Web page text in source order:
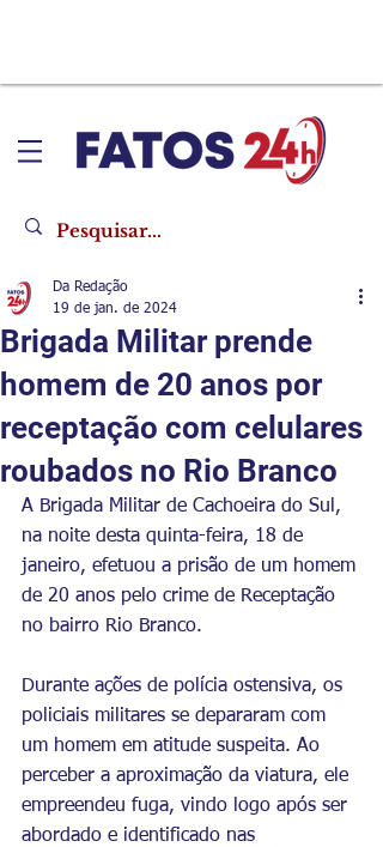
Brigada Militar prende
homem de 20 anos por
receptação com celulares
roubados no Rio Branco
Da Redação
19 de jan. de 2024
A Brigada Militar de Cachoeira do Sul,
na noite desta quinta-feira, 18 de
janeiro, efetuou a prisão de um homem
de 20 anos pelo crime de Receptação
no bairro Rio Branco.
Durante ações de polícia ostensiva, os
policiais militares se depararam com
um homem em atitude suspeita. Ao
perceber a aproximação da viatura, ele
empreendeu fuga, vindo logo após ser
abordado e identificado nas